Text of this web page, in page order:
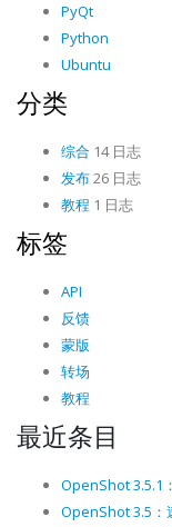
PyQt
Python
Ubuntu
分类
综合 14 日志
发布26 日志
教程 1 日志
标签
API
反馈
蒙版
转场
教程
最近条目
OpenShot 3.5.1
OpenShot 3.5：